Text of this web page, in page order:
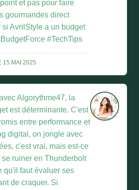
et pas pour faire
gourmandes direct
AvrilStyle a un budget
#TechTips
15 MAI 2025
Algorythme47, la
est déterminante. C'est
entre performance et
digital, on jongle avec
c'est vrai, mais est-ce
ruiner en Thunderbolt
qu'il faut évaluer ses
de craquer. Si